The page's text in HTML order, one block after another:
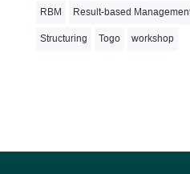
RBM Result-based
Structuring Togo workshop